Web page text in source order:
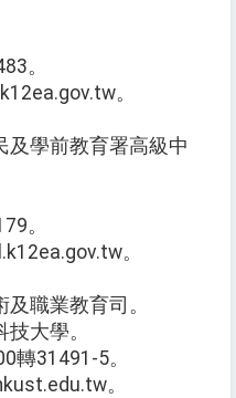
。
。
及學前教育署高級中
。
。
職業教育司。
大學。
轉31491-5。
。